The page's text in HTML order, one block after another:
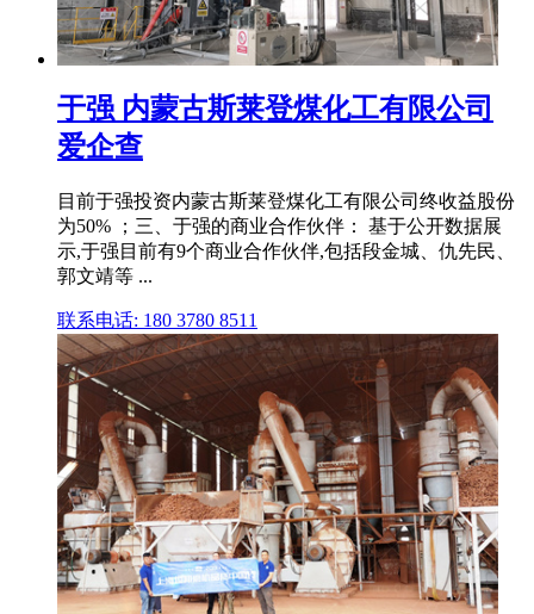
于强 内蒙古斯莱登煤化工有限公司
爱企查
目前于强投资内蒙古斯莱登煤化工有限公司终收益股份
为50% ；三、于强的商业合作伙伴： 基于公开数据展
示,于强目前有9个商业合作伙伴,包括段金城、仇先民、
郭文靖等 ...
联系电话: 180 3780 8511